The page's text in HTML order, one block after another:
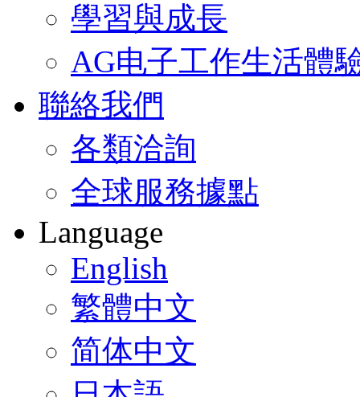
學習與成長
AG电子工作生活體
聯絡我們
各類洽詢
全球服務據點
Language
English
繁體中文
简体中文